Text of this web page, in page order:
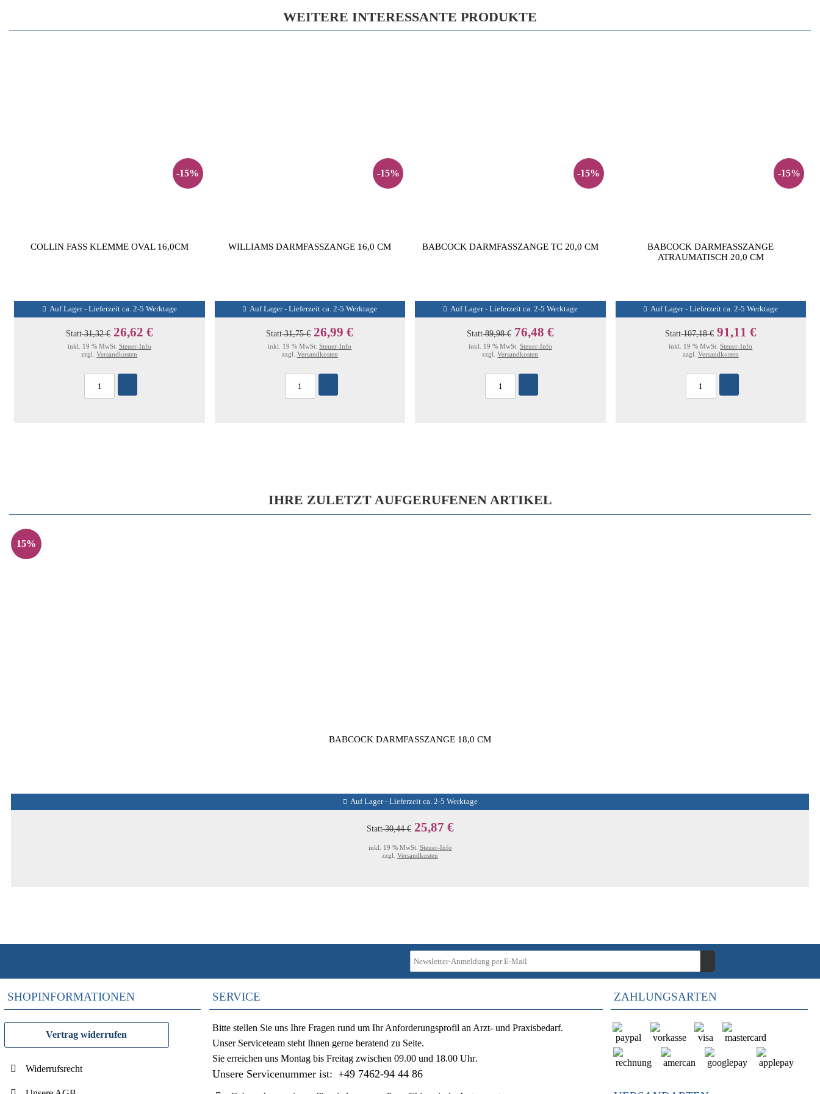
WEITERE INTERESSANTE PRODUKTE
-15%
COLLIN FASS KLEMME OVAL 16,0CM
Auf Lager - Lieferzeit ca. 2-5 Werktage
Statt31,32 € 26,62 €
inkl. 19 % MwSt. Steuer-Info
zzgl.Versandkosten
-15%
WILLIAMS DARMFASSZANGE 16,0 CM
Auf Lager - Lieferzeit ca. 2-5 Werktage
Statt31,75 € 26,99 €
inkl. 19 % MwSt.Steuer-Info
zzgl. Versandkosten
-15%
BABCOCK DARMFASSZANGE TC 20,0 CM
Auf Lager - Lieferzeit ca. 2-5 Werktage
Statt89,98 € 76,48 €
inkl. 19 % MwSt. Steuer-Info
zzgl.Versandkosten
-15%
BABCOCK DARMFASSZANGE
ATRAUMATISCH 20,0 CM
Auf Lager - Lieferzeit ca. 2-5 Werktage
Statt107,18 € 91,11 €
inkl. 19 % MwSt.Steuer-Info
zzgl. Versandkosten
IHRE ZULETZT AUFGERUFENEN ARTIKEL
15%
BABCOCK DARMFASSZANGE 18,0 CM
Auf Lager - Lieferzeit ca. 2-5 Werktage
Statt30,44 € 25,87 €
inkl. 19 % MwSt. Steuer-Info
zzgl. Versandkosten
SHOPINFORMATIONEN
Vertrag widerrufen
Widerrufsrecht
SERVICE
Bitte stellen Sie uns Ihre Fragen rund um Ihr Anforderungsprofil an Arzt- und Praxisbedarf.
Unser Serviceteam steht Ihnen gerne beratend zu Seite.
Sie erreichen uns Montag bis Freitag zwischen 09.00 und 18.00 Uhr.
Unsere Servicenummer ist: +49 7462-94 44 86
ZAHLUNGSARTEN